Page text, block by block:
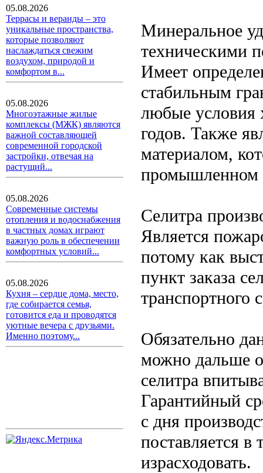
05.08.2026
Террасы и веранды – это
уникальные пространства,
которые позволяют
наслаждаться свежим
воздухом, природой и
комфортом в...
05.08.2026
Многоэтажные жилые
комплексы (МЖК) являются
важной составляющей
современной городской
застройки, отвечая на
растущий...
05.08.2026
Современные системы
отопления и водоснабжения
в частных домах играют
важную роль в обеспечении
комфортных условий...
05.08.2026
Кухня – сердце дома, место,
где собирается семья,
готовится еда и проводятся
уютные вечера с друзьями.
Именно поэтому...
Минеральное
техническими
Имеет
стабильным
любые условия
годов. Также
материалом,
промышленном
Селитра
Является
потому как
пункт заказа
транспортного
Обязательно
можно дальше
селитра
Гарантийный
с дня
поставляется в
израсходовать.